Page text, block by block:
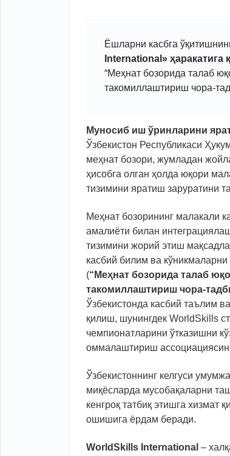
Ёшларни касбга
International»
“Меҳнат бозорида талаб
такомиллаштириш чора-
Муносиб иш ўринларини
Ўзбекистон Республикаси
меҳнат бозори, жумладан
ҳисобга олган ҳолда юқори
тизимини яратиш заруратини
Меҳнат бозорининг малакали
амалиёти билан
тизимини жорий этиш
касбий билим ва
(“Меҳнат бозорида талаб
такомиллаштириш чора-
Ўзбекистонда касбий таълим
қилиш, шунингдек WorldSkills
чемпионатларини ўтказишни
оммалаштириш
Ўзбекистоннинг келгуси
миқёсларда мусобақаларни
кенгроқ татбиқ этишга хизмат
ошишига ёрдам беради.
WorldSkills International –